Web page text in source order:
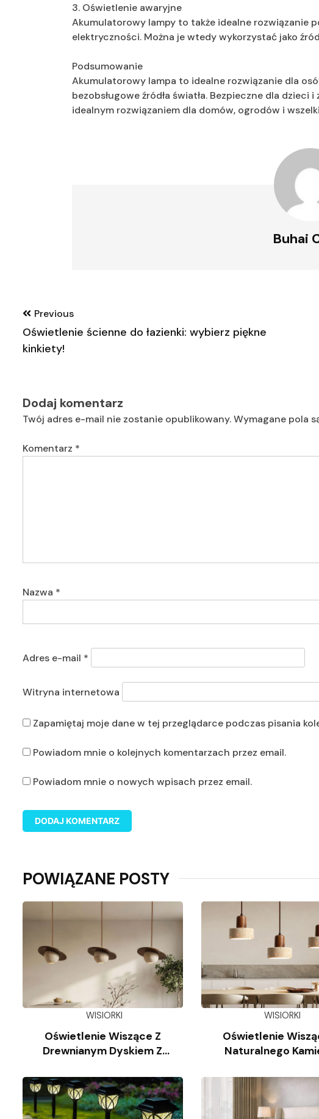
3. Oświetlenie awaryjne
Akumulatorowy lampy to także idealne rozwiązanie
elektryczności. Można je wtedy wykorzystać jako
Podsumowanie
Akumulatorowy lampa to idealne rozwiązanie dla
bezobsługowe źródła światła. Bezpieczne dla dzieci
idealnym rozwiązaniem dla domów, ogrodów i
Buhai
Nawigacja
wpisu
Previous
Oświetlenie ścienne do łazienki: wybierz piękne
kinkiety!
Dodaj komentarz
Twój adres e-mail nie zostanie opublikowany.Wymagane pola
Komentarz *
Nazwa *
Adres e-mail *
Witryna internetowa
Zapamiętaj moje dane w tej przeglądarce podczas pisania
Powiadom mnie o kolejnych komentarzach przez email.
Powiadom mnie o nowych wpisach przez email.
POWIĄZANE POSTY
WISIORKI
Oświetlenie Wiszące Z
Drewnianym Dyskiem Z
WISIORKI
Oświetlenie
Naturalnego